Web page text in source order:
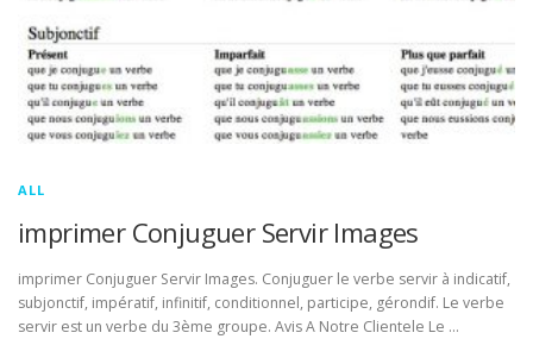
ALL
imprimer Conjuguer Servir Images
imprimer Conjuguer Servir Images. Conjuguer le verbe servir à indicatif,
subjonctif, impératif, infinitif, conditionnel, participe, gérondif. Le verbe
servir est un verbe du 3ème groupe. Avis A Notre Clientele Le …